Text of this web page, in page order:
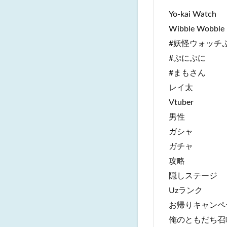
Yo-kai Watch
Wibble Wobble
#妖怪ウォッチ
#ぷにぷに
#まもさん
レイ太
Vtuber
男性
ガシャ
ガチャ
攻略
隠しステージ
Uzランク
お帰りキャンペ
俺のともだち